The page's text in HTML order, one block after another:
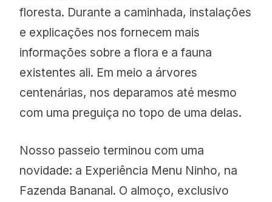
floresta. Durante a caminhada, instalações
e explicações nos fornecem mais
informações sobre a flora e a fauna
existentes ali. Em meio a árvores
centenárias, nos deparamos até mesmo
com uma preguiça no topo de uma delas.
Nosso passeio terminou com uma
novidade: a Experiência Menu Ninho, na
Fazenda Bananal. O almoço, exclusivo